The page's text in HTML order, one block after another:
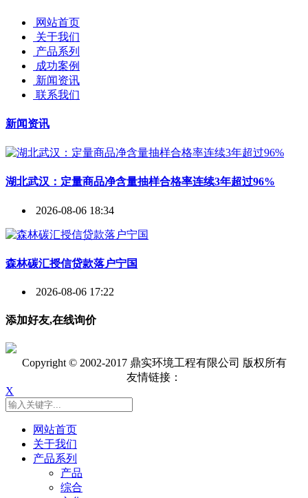
网站首页
关于我们
产品系列
成功案例
新闻资讯
联系我们
新闻资讯
湖北武汉：定量商品净含量抽样合格率连续3年超过96%
2026-08-06 18:34
森林碳汇授信贷款落户宁国
2026-08-06 17:22
添加好友,在线询价
Copyright © 2002-2017 鼎实环境工程有限公司 版权所有
友情链接：
X
网站首页
关于我们
产品系列
产品
综合